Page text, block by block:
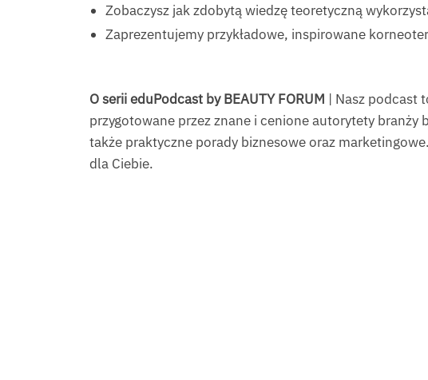
Zobaczysz jak zdobytą wiedzę teoretyczną
Zaprezentujemy przykładowe, inspirowane
O serii eduPodcast by BEAUTY FORUM | Nasz podcast
przygotowane przez znane i cenione autorytety
także praktyczne porady biznesowe oraz
dla Ciebie.